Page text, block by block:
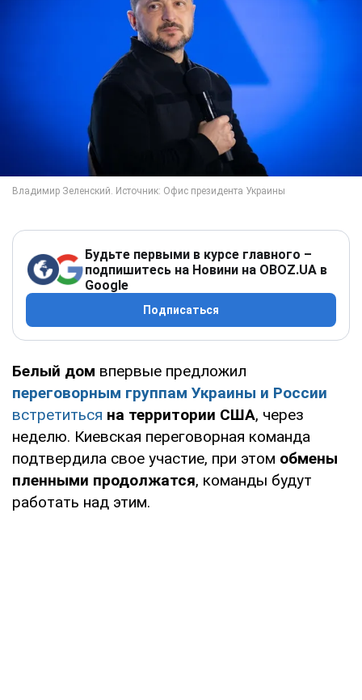
Будьте первыми в курсе главного –
подпишитесь на Новини на OBOZ.UA в
Google
Подписаться
Белый дом впервые предложил
переговорным группам Украины и России
встретиться на территории США, через
неделю. Киевская переговорная команда
подтвердила свое участие, при этом обмены
пленными продолжатся, команды будут
работать над этим.